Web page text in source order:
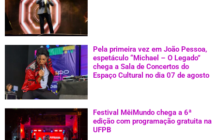
Pela primeira vez em João Pessoa,
espetáculo “Michael – O Legado”
chega a Sala de Concertos do
Espaço Cultural no dia 07 de agosto
Festival MêiMundo chega a 6ª
edição com programação gratuita na
UFPB